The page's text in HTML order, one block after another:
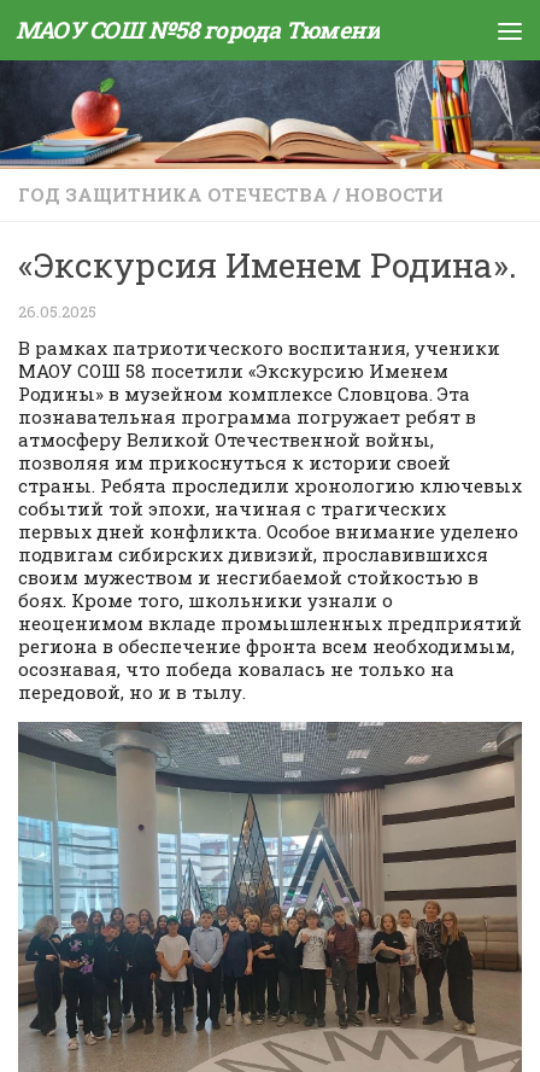
Skip to content
МАОУ СОШ №58 города Тюмени
ГОД ЗАЩИТНИКА ОТЕЧЕСТВА / НОВОСТИ
«Экскурсия Именем Родина».
26.05.2025
В рамках патриотического воспитания, ученики
МАОУ СОШ 58 посетили «Экскурсию Именем
Родины» в музейном комплексе Словцова. Эта
познавательная программа погружает ребят в
атмосферу Великой Отечественной войны,
позволяя им прикоснуться к истории своей
страны. Ребята проследили хронологию ключевых
событий той эпохи, начиная с трагических
первых дней конфликта. Особое внимание уделено
подвигам сибирских дивизий, прославившихся
своим мужеством и несгибаемой стойкостью в
боях. Кроме того, школьники узнали о
неоценимом вкладе промышленных предприятий
региона в обеспечение фронта всем необходимым,
осознавая, что победа ковалась не только на
передовой, но и в тылу.